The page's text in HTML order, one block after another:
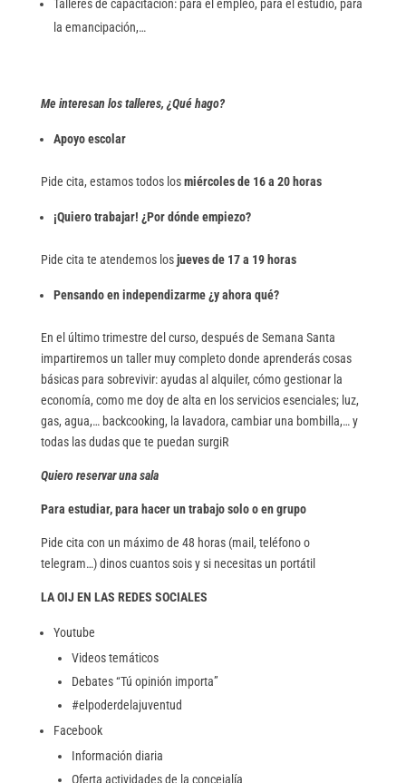
Talleres de capacitación: para el empleo, para el estudio, para
la emancipación,…
Me interesan los talleres, ¿Qué hago?
Apoyo escolar
Pide cita, estamos todos losmiércoles de 16 a 20 horas
¡Quiero trabajar! ¿Por dónde empiezo?
Pide cita te atendemos losjueves de 17 a 19 horas
Pensando en independizarme ¿y ahora qué?
En el último trimestre del curso, después de Semana Santa
impartiremos un taller muy completo donde aprenderás cosas
básicas para sobrevivir: ayudas al alquiler, cómo gestionar la
economía, como me doy de alta en los servicios esenciales; luz,
gas, agua,… backcooking, la lavadora, cambiar una bombilla,… y
todas las dudas que te puedan surgiR
Quiero reservar una sala
Para estudiar, para hacer un trabajo solo o en grupo
Pide cita con un máximo de 48 horas (mail, teléfono o
telegram…) dinos cuantos sois y si necesitas un portátil
LA OIJ EN LAS REDES SOCIALES
Youtube
Videos temáticos
Debates “Tú opinión importa”
#elpoderdelajuventud
Facebook
Información diaria
Oferta actividades de la concejalía